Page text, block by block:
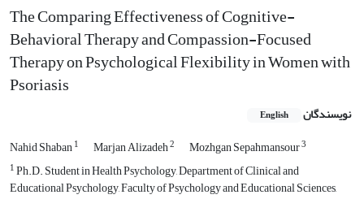
The Comparing Effectiveness of Cognitive-
Behavioral Therapy and Compassion-Focused
Therapy on Psychological Flexibility in Women with
Psoriasis
نویسندگان English
Nahid Shaban1 Marjan Alizadeh2 Mozhgan Sepahmansour3
1Ph.D. Student in Health Psychology, Department of Clinical and
Educational Psychology, Faculty of Psychology and Educational Sciences,